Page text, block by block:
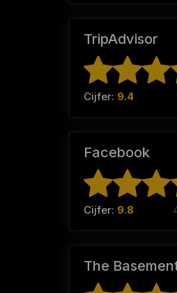
TripAdvisor
Cijfer: 9.4
Facebook
Cijfer: 9.8
The